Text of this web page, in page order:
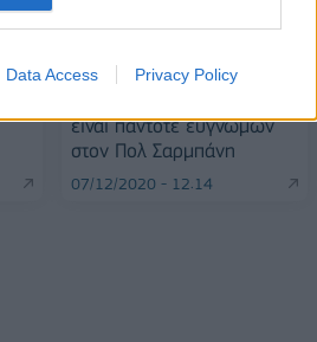
Data Access Privacy Policy
είναι πάντοτε ευγνώμων
στον Πολ Σαρμπάνη
07/12/2020 - 12:14